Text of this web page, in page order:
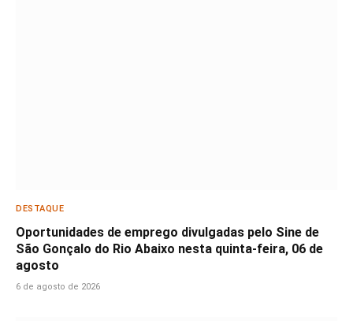
DESTAQUE
Oportunidades de emprego divulgadas pelo Sine de
São Gonçalo do Rio Abaixo nesta quinta-feira, 06 de
agosto
6 de agosto de 2026